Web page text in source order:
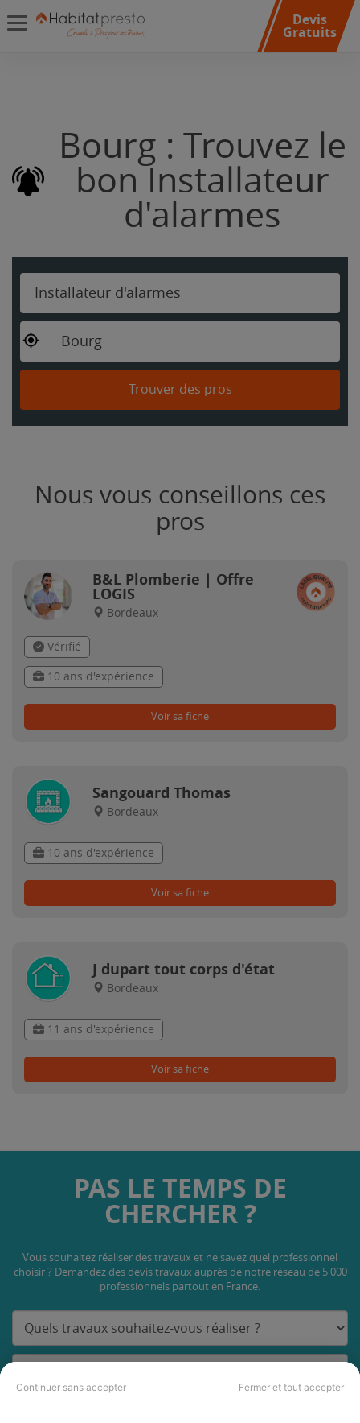
Continuer sans accepter Fermer et tout accepter
Devis
Gratuits
Bourg : Trouvez le
bon Installateur
d'alarmes
Installateur d'alarmes
Bourg
Trouver des pros
Nous vous conseillons ces
pros
B&L Plomberie | Offre
LOGIS
Bordeaux
Vérifié
10 ans d'expérience
Voir sa fiche
Sangouard Thomas
Bordeaux
10 ans d'expérience
Voir sa fiche
J dupart tout corps d'état
Bordeaux
11 ans d'expérience
Voir sa fiche
PAS LE TEMPS DE
CHERCHER ?
Vous souhaitez réaliser des travaux et ne savez quel professionnel
choisir ? Demandez des devis travaux auprès de notre réseau de 5 000
professionnels partout en France.